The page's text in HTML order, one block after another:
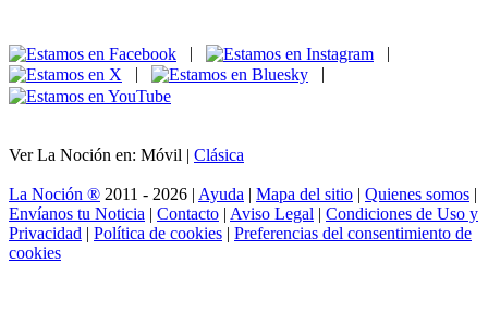
|
|
|
|
Ver La Noción en: Móvil | Clásica
La Noción ® 2011 - 2026 | Ayuda | Mapa del sitio | Quienes somos |
Envíanos tu Noticia | Contacto | Aviso Legal | Condiciones de Uso y
Privacidad | Política de cookies | Preferencias del consentimiento de
cookies